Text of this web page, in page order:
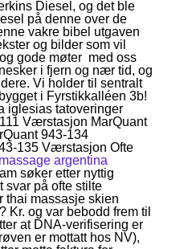
Diesel, og det ble
på denne over de
vakre bibel utgaven
og bilder som vil
gode møter  med oss
i fjern og nær tid, og
Vi holder til sentralt
i Fyrstikkalléen 3b!
iglesias tatoveringer
Værstasjon MarQuant
943-134
135 Værstasjon Ofte
argentina
søker etter nyttig
svar på ofte stilte
thai massasje skien
Kr. og var bebodd frem til
at DNA-verifisering er
er mottatt hos NV),